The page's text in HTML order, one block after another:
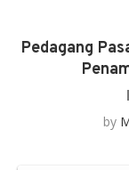
Pedagang
by